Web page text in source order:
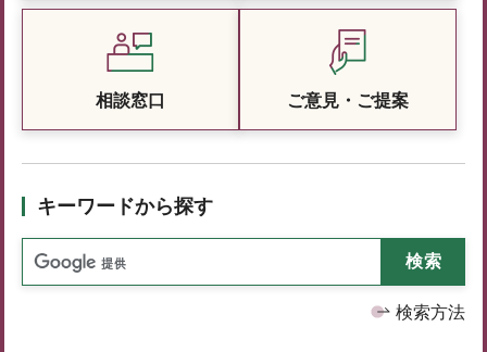
相談窓口 ご意見・ご提案
キーワードから探す
検索方法